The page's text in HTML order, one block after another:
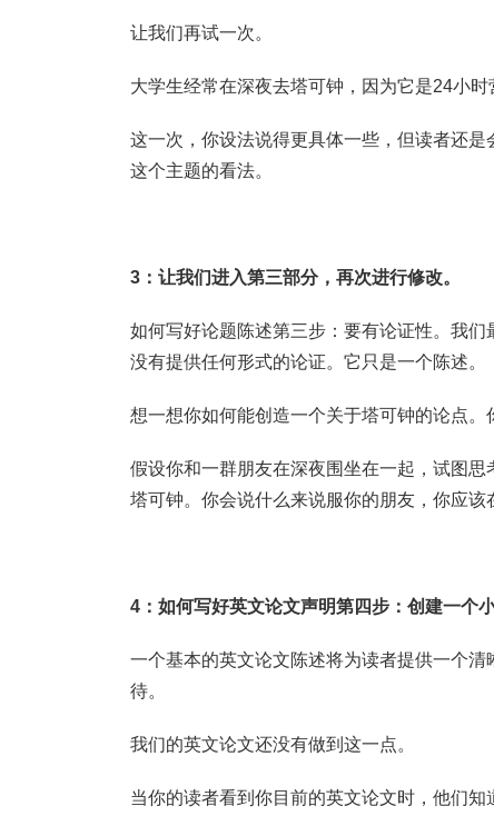
让我们再试一次。
大学生经常在深夜去塔可钟，因为它是24小时
这一次，你设法说得更具体一些，但读者还
这个主题的看法。
3：让我们进入第三部分，再次进行修改。
如何写好论题陈述第三步：要有论证性。我
没有提供任何形式的论证。它只是一个陈述。
想一想你如何能创造一个关于塔可钟的论点
假设你和一群朋友在深夜围坐在一起，试图
塔可钟。你会说什么来说服你的朋友，你应该
4：如何写好英文论文声明第四步：创建一个
一个基本的英文论文陈述将为读者提供一个
待。
我们的英文论文还没有做到这一点。
当你的读者看到你目前的英文论文时，他们